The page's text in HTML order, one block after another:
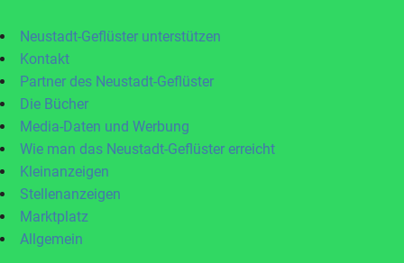
Neustadt-Geflüster unterstützen
Kontakt
Partner des Neustadt-Geflüster
Die Bücher
Media-Daten und Werbung
Wie man das Neustadt-Geflüster erreicht
Kleinanzeigen
Stellenanzeigen
Marktplatz
Allgemein